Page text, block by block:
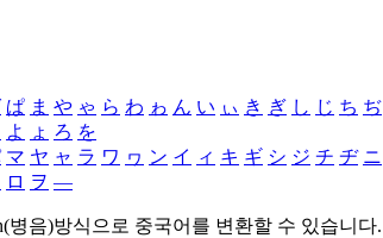
ぱ ま や ゃ ら わ ゎ ん い ぃ き ぎ し じ ち ぢ
よ ょ ろ を
マ ヤ ャ ラ ワ ヮ ン イ ィ キ ギ シ ジ チ ヂ ニ
ロ ヲ ―
병음)방식으로 중국어를 변환할 수 있습니다.